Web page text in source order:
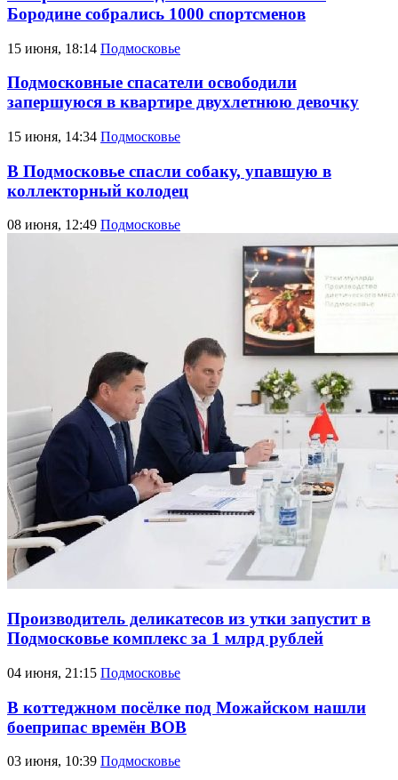
Бородине собрались 1000 спортсменов
15 июня, 18:14 Подмосковье
Подмосковные спасатели освободили
запершуюся в квартире двухлетнюю девочку
15 июня, 14:34 Подмосковье
В Подмосковье спасли собаку, упавшую в
коллекторный колодец
08 июня, 12:49 Подмосковье
Производитель деликатесов из утки запустит в
Подмосковье комплекс за 1 млрд рублей
04 июня, 21:15 Подмосковье
В коттеджном посёлке под Можайском нашли
боеприпас времён ВОВ
03 июня, 10:39 Подмосковье